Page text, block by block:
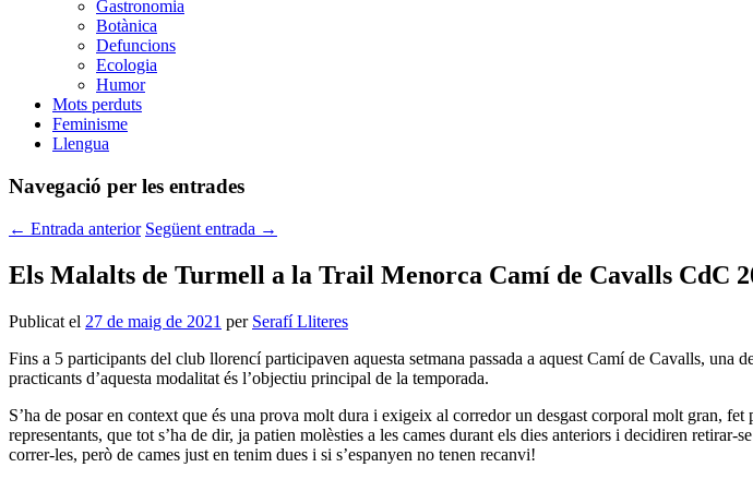
Gastronomia
Botànica
Defuncions
Ecologia
Humor
Mots perduts
Feminisme
Llengua
Navegació per les entrades
← Entrada anterior Següent entrada →
Els Malalts de Turmell a la Trail Menorca Camí de Cavalls CdC
Publicat el 27 de maig de 2021 per Serafí Lliteres
Fins a 5 participants del club llorencí participaven aquesta setmana passada a aquest Camí de Cavalls,
practicants d’aquesta modalitat és l’objectiu principal de la temporada.
S’ha de posar en context que és una prova molt dura i exigeix al corredor un desgast corporal molt gran,
representants, que tot s’ha de dir, ja patien molèsties a les cames durant els dies anteriors i decidiren
correr-les, però de cames just en tenim dues i si s’espanyen no tenen recanvi!